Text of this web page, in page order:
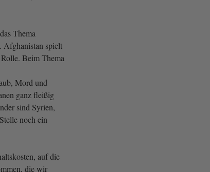
Thema
Afghanistan spielt
Beim Thema
Mord und
ganz fleißig
sind Syrien,
noch ein
auf die
die wir